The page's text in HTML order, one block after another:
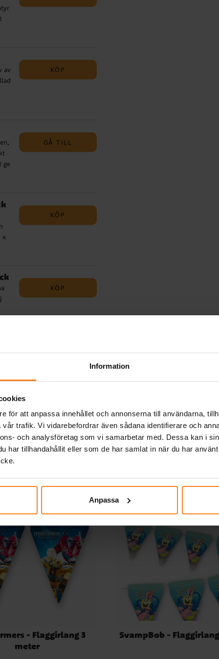
Information
för att anpassa innehållet och annonserna till användarna,
trafik. Vi vidarebefordrar även sådana identifierare och
och analysföretag som vi samarbetar med. Dessa kan i
har tillhandahållit eller som de har samlat in när du har
Anpassa
av
KÖP
ge
GÅ TILL
x
KÖP
KÖP
Relaterade produkter
- Flaggirlang 3
meter
SvampBob -